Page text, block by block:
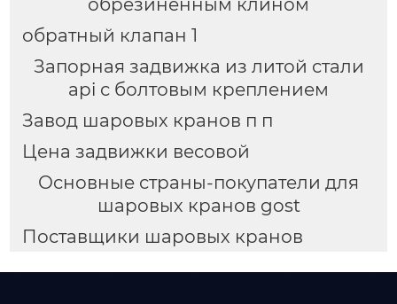
обрезиненным клином
обратный клапан 1
Запорная задвижка из литой стали
api с болтовым креплением
Завод шаровых кранов п п
Цена задвижки весовой
Основные страны-покупатели для
шаровых кранов gost
Поставщики шаровых кранов